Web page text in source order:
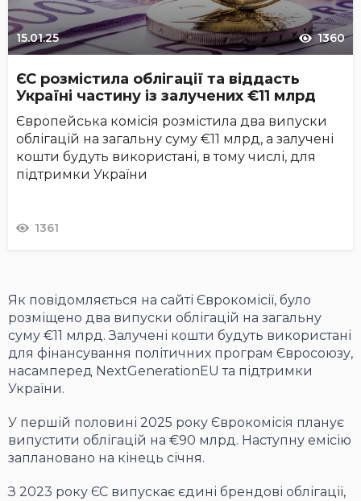
15.01.25 1360
ЄС розмістила облігації та віддасть
Україні частину із залучених €11 млрд
Європейська комісія розмістила два випуски
облігацій на загальну суму €11 млрд, а залучені
кошти будуть використані, в тому числі, для
підтримки України
1361
Як повідомляється на сайті Єврокомісії, було
розміщено два випуски облігацій на загальну
суму €11 млрд. Залучені кошти будуть використані
для фінансування політичних програм Євросоюзу,
насамперед NextGenerationEU та підтримки
України.
У першій половині 2025 року Єврокомісія планує
випустити облігацій на €90 млрд. Наступну емісію
заплановано на кінець січня.
З 2023 року ЄС випускає єдині брендові облігації,